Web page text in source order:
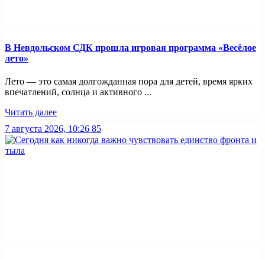
В Невдольском СДК прошла игровая программа «Весёлое
лето»
Лето — это самая долгожданная пора для детей, время ярких
впечатлений, солнца и активного ...
Читать далее
7 августа 2026, 10:26 85